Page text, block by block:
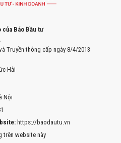
của Báo Đầu tư
Truyền thông cấp ngày 8/4/2013
Hải
Nội
https://baodautu.vn
trên website này